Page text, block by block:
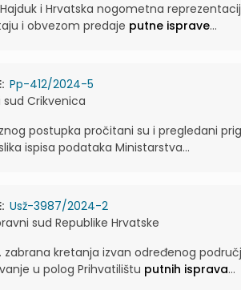
Hajduk i Hrvatska nogometna
i obvezom predaje putne isprave...
Pp-412/2024-5
sud Crikvenica
postupka pročitani su i pregledani
ispisa podataka Ministarstva...
Usž-3987/2024-2
sud Republike Hrvatske
zabrana kretanja izvan određenog
u polog Prihvatilištu putnih isprava...